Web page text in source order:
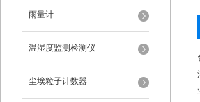
雨量计
温湿度监测检测仪
尘埃粒子计数器